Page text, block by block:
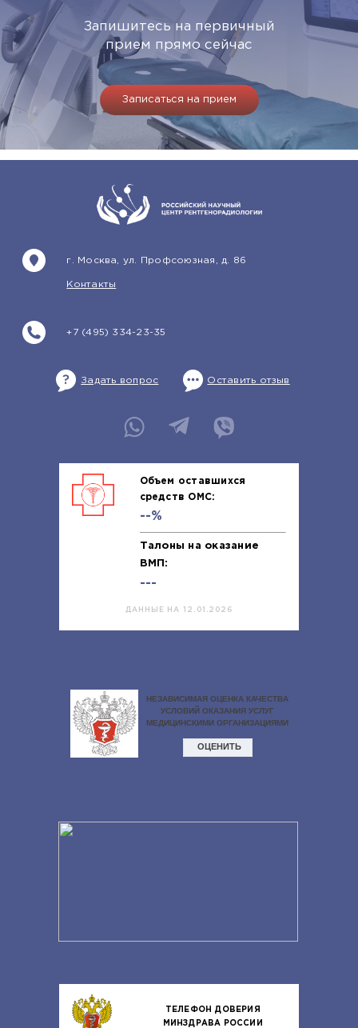
Запишитесь на первичный
прием прямо сейчас
Записаться на прием
+7 (495) 334-23-35
г. Москва, ул. Профсоюзная, д. 86
Контакты
Задать вопрос Оставить отзыв
Объем оставшихся
средств ОМС:
--%
Талоны на оказание
ВМП:
---
ДАННЫЕ НА 12.01.2026
ТЕЛЕФОН ДОВЕРИЯ
МИНЗДРАВА РОССИИ